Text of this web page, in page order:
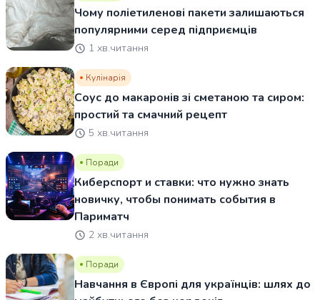
Чому поліетиленові пакети залишаються
популярними серед підприємців
1 хв.читання
Кулінарія
Соус до макаронів зі сметаною та сиром:
простий та смачний рецепт
5 хв.читання
Поради
Киберспорт и ставки: что нужно знать
новичку, чтобы понимать события в
Париматч
2 хв.читання
Поради
Навчання в Європі для українців: шлях до